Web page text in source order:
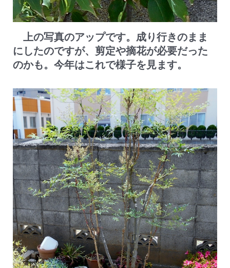
上の写真のアップです。成り行きのまま
にしたのですが、剪定や摘花が必要だった
のかも。今年はこれで様子を見ます。